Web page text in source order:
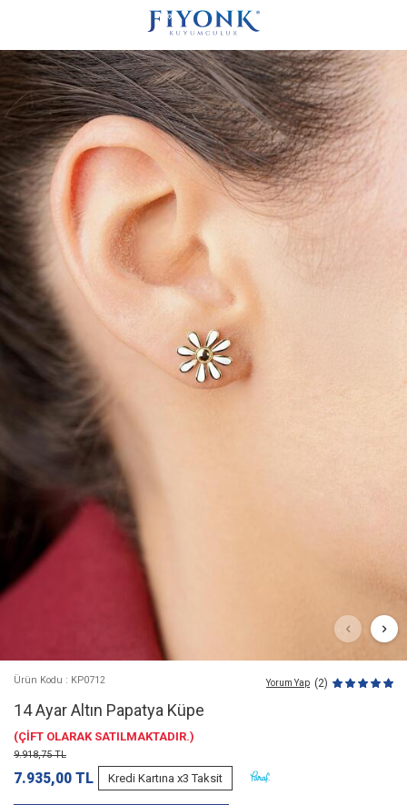
Ürün Kodu : KP0712 Yorum Yap (2)
14 Ayar Altın Papatya Küpe
(ÇİFT OLARAK SATILMAKTADIR.)
9.918,75TL
7.935,00 TL Kredi Kartına x3 Taksit